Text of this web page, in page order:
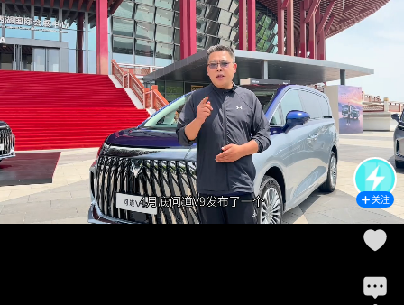
关注